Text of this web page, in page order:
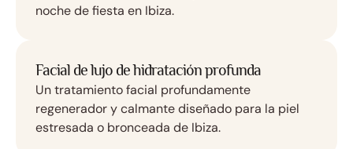
noche de fiesta en Ibiza.
Facial de lujo de hidratación profunda
Un tratamiento facial profundamente
regenerador y calmante diseñado para la piel
estresada o bronceada de Ibiza.